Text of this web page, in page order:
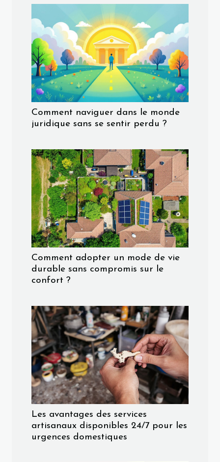
Comment naviguer dans le monde
juridique sans se sentir perdu ?
Comment adopter un mode de vie
durable sans compromis sur le
confort ?
Les avantages des services
artisanaux disponibles 24/7 pour les
urgences domestiques